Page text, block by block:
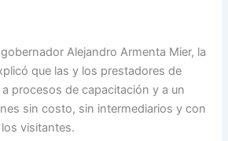
Alejandro Armenta Mier, la
que las y los prestadores de
procesos de capacitación y a un
sin costo, sin intermediarios y con
visitantes.